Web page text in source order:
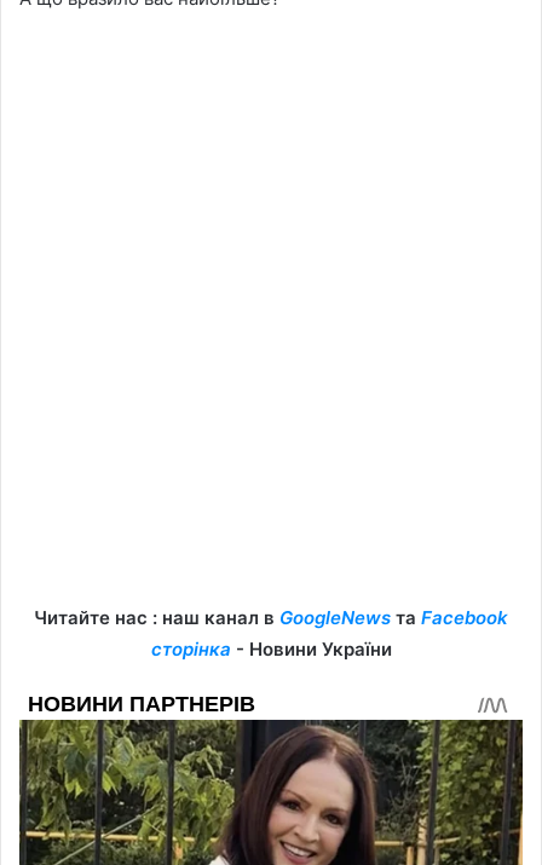
Читайте нас : наш канал в GoogleNews та Facebook
сторінка - Новини України